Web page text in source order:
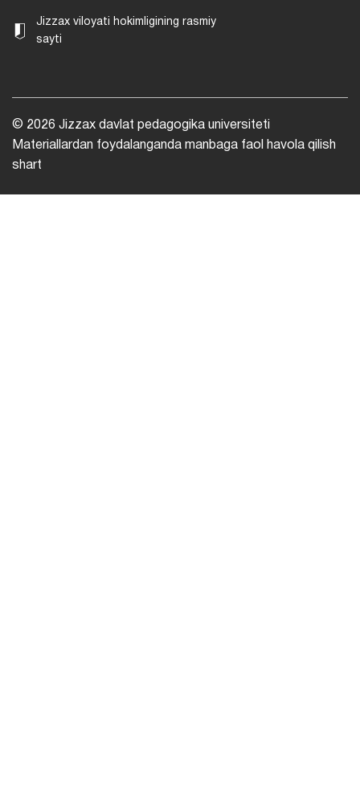
Jizzax viloyati hokimligining rasmiy
sayti
© 2026 Jizzax davlat pedagogika universiteti
Materiallardan foydalanganda manbaga faol havola qilish
shart